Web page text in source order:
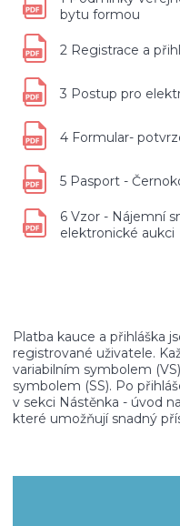
bytu formou
2 Registrace a
3 Postup pro
4 Formular-
5 Pasport -
6 Vzor - Nájemní
elektronické aukci
Platba kauce a přihláška
registrované uživatele.
variabilním symbolem
symbolem (SS). Po
v sekci Nástěnka - úvod
které umožňují snadný